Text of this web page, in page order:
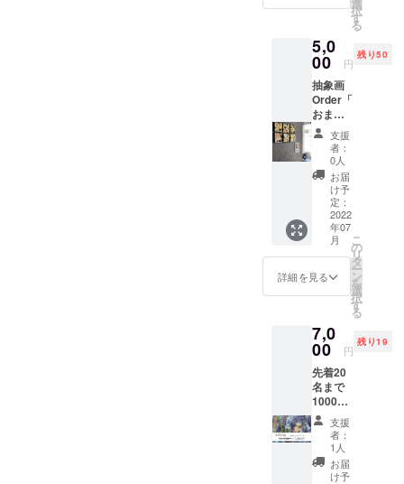
■ 主な出展歴
2025年3月：
日台の絆展
（台湾）
2023年6月：
第1回 日仏友
好オリジナ
ル切手展
（フラン
ス）
月：芸術の
虎展（日光
東照宮美術
ほか多数。
作では
繋ぎ絵
の様に
模様が
繋がる
のでよ
り面白
い表現
ができ
るの
で、個
人的に
は複数
の注文
がおす
すめで
す。 ※
届けさ
せてい
ただき
ます。
※希望日
などが
ありま
した
ら、備
考欄に
ご記入
Order」
１０㎝×
１０㎝
（正方
形） ※
画材は
水彩絵
の具に
なりま
す。 ※
色や画
材は選
べませ
ん。 １
０㎝正
方形の
キャン
バスを
きま
す。 サ
イズが
小さい
のでど
んな場
所にも
飾れる
世界に
一つの
インテ
択
す
る
5,0
00 円
残り50
抽象画
Order「
おまか
せ
Order」
サイズ
１０㎝×
１０㎝
（正方
形） ※
画材は
水彩絵
の具に
なりま
す。 ※
色や画
べませ
ん。 １
０㎝正
方形の
キャン
バスを
ベース
に抽象
画を描
きま
す。 サ
支援
者：
0人
お届
け予
定：
2022
年07
月
詳細を見る
こ
の
リ
タ
ー
ン
を
選
択
す
る
7,0
00 円
残り19
先着20
名まで
10000
円のリ
ターン
を7000
円で提
供させ
支援
者：
1人
お届
け予